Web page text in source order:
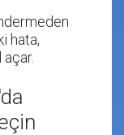
hata,
açar.